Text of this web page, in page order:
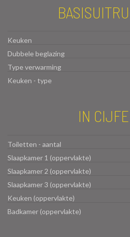
Keuken
Dubbele beglazing
Type verwarming
Keuken - type
IN
Toiletten - aantal
Slaapkamer 1 (oppervlakte)
Slaapkamer 2 (oppervlakte)
Slaapkamer 3 (oppervlakte)
Keuken (oppervlakte)
Badkamer (oppervlakte)